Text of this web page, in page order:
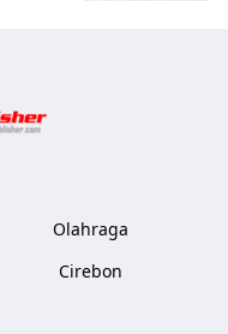
Olahraga
Cirebon